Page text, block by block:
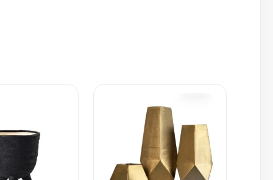
product
has
multiple
variants.
The